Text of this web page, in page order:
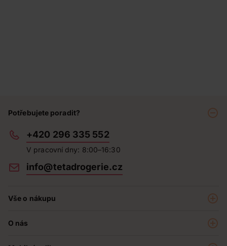
Potřebujete poradit?
+420 296 335 552
V pracovní dny: 8:00–16:30
info@tetadrogerie.cz
Vše o nákupu
O nás